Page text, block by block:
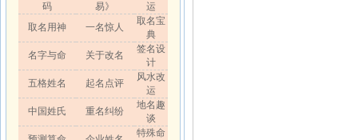
码
易》
运
取名用神
一名惊人
取名宝
典
名字与命
关于改名
签名设
计
五格姓名
起名点评
风水改
运
中国姓氏
重名纠纷
地名趣
谈
特殊命